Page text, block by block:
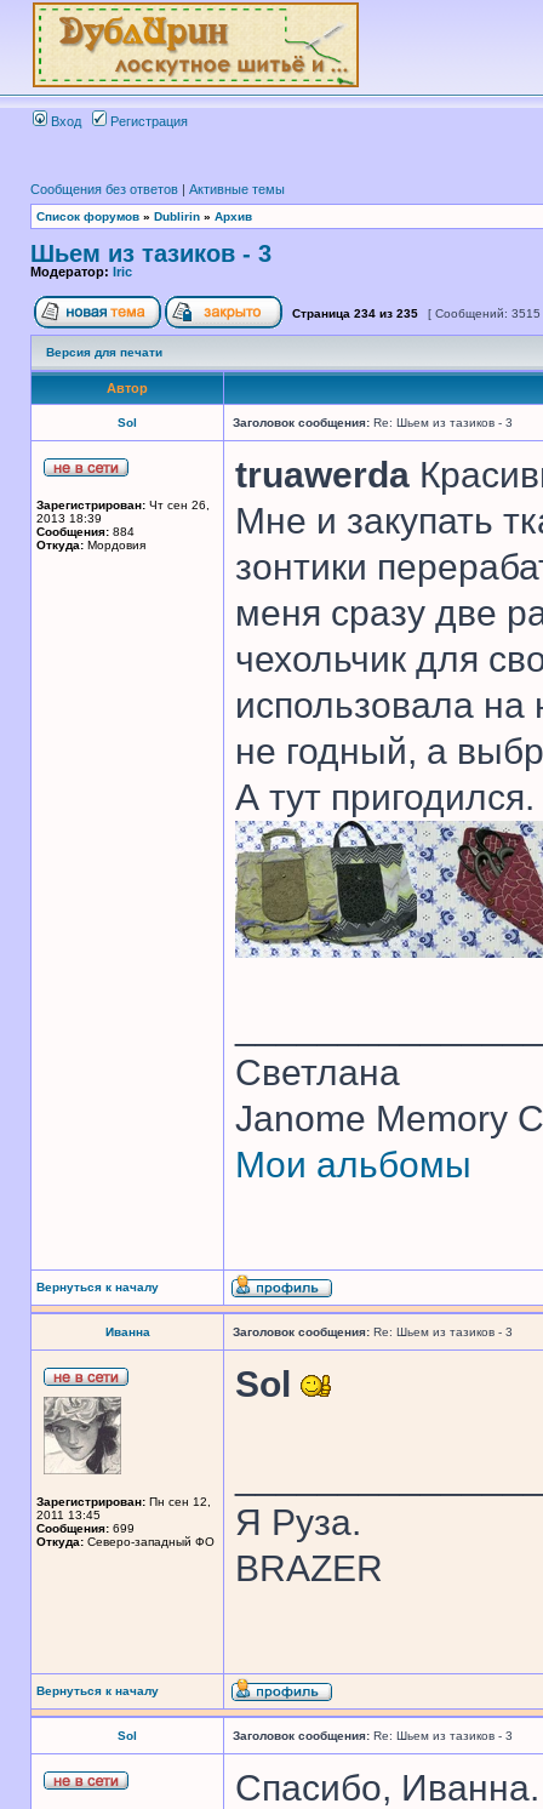
Вход Регистрация
Сообщения без ответов | Активные темы
Список форумов » Dublirin » Архив
Шьем из тазиков - 3
Модератор: Iric
Страница 234 из 235 [ Сообщений:
Версия для печати
Автор
Sol Заголовок сообщения: Re: Шьем из тазиков - 3
Зарегистрирован: Чт сен 26,
2013 18:39
Сообщения: 884
Откуда: Мордовия
truawerda
Мне и закупать
зонтики
меня сразу две
чехольчик для
использовала
не годный, а
А тут пригодился.
Светлана
Janome Memory
Мои альбомы
Вернуться к началу
Иванна Заголовок сообщения: Re: Шьем из тазиков - 3
Зарегистрирован: Пн сен 12,
2011 13:45
Сообщения: 699
Откуда: Северо-западный ФО
Sol
Я Руза.
BRAZER
Вернуться к началу
Sol Заголовок сообщения: Re: Шьем из тазиков - 3
Спасибо,